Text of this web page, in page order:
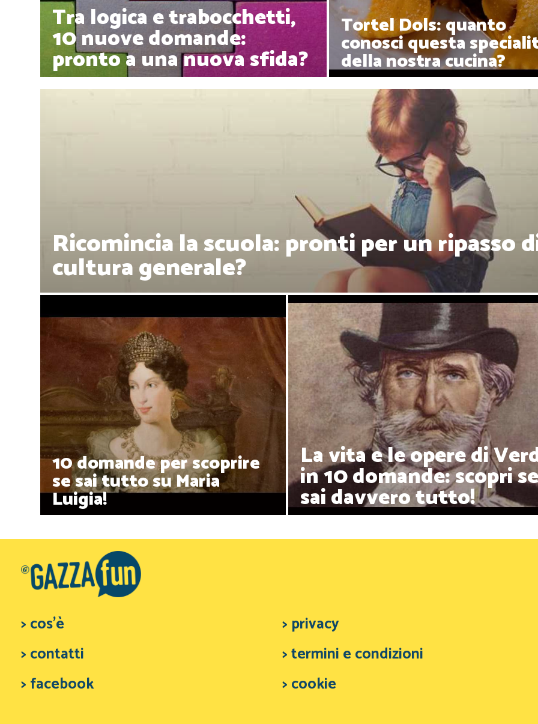
Tra logica e trabocchetti,
10 nuove domande:
pronto a una nuova sfida?
Tortel Dols: quanto
conosci questa
della nostra cucina?
Ricomincia la scuola: pronti per un ripasso
cultura generale?
10 domande per scoprire
se sai tutto su Maria
Luigia!
La vita e le opere di
in 10 domande: scopri
sai davvero tutto!
> cos'è
> contatti
> facebook
> privacy
> termini e condizioni
> cookie